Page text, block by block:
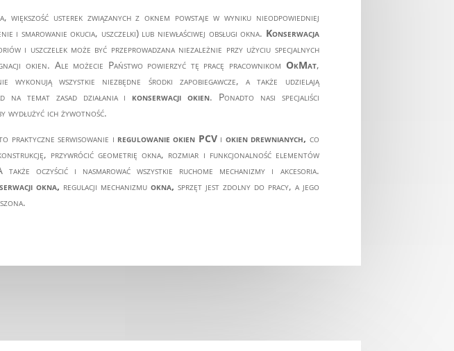
większość usterek związanych z oknem powstaje w wyniku nieodpowiedniej
i smarowanie okucia, uszczelki) lub niewłaściwej obsługi okna. Konserwacja
i uszczelek może być przeprowadzana niezależnie przy użyciu specjalnych
okien. Ale możecie Państwo powierzyć tę pracę pracownikom OkMat,
wykonują wszystkie niezbędne środki zapobiegawcze, a także udzielają
na temat zasad działania i konserwacji okien. Ponadto nasi specjaliści
wydłużyć ich żywotność.
praktyczne serwisowanie i regulowanie okien PCVi okien drewnianych, co
przywrócić geometrię okna, rozmiar i funkcjonalność elementów
oczyścić i nasmarować wszystkie ruchome mechanizmy i akcesoria.
okna, regulacji mechanizmu okna, sprzęt jest zdolny do pracy, a jego